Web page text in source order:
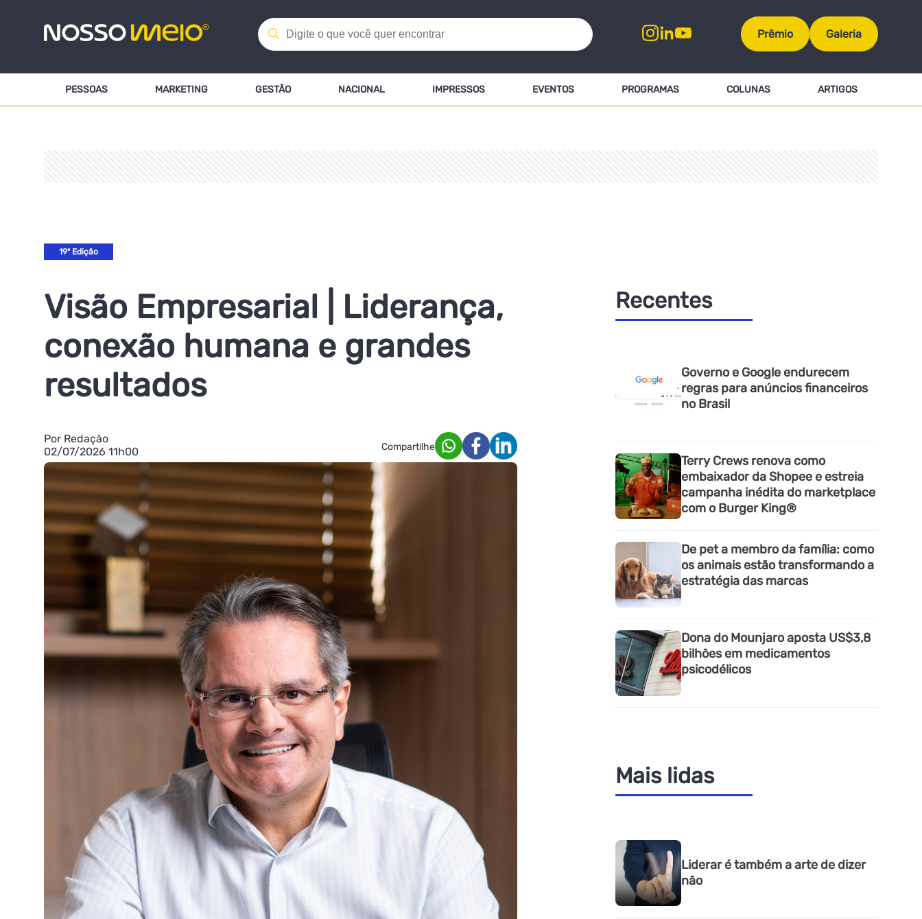
Prêmio Galeria
PESSOAS MARKETING GESTÃO NACIONAL IMPRESSOS EVENTOS PROGRAMAS COLUNAS ARTIGOS
19ª Edição
Visão Empresarial | Liderança,
conexão humana e grandes
resultados
Por Redação
02/07/2026 11h00
Compartilhe
Recentes
Governo e Google endurecem
regras para anúncios financeiros
no Brasil
Terry Crews renova como
embaixador da Shopee e estreia
campanha inédita do marketplace
com o Burger King®
De pet a membro da família: como
os animais estão transformando a
estratégia das marcas
Dona do Mounjaro aposta US$3,8
bilhões em medicamentos
psicodélicos
Mais lidas
Liderar é também a arte de dizer
não